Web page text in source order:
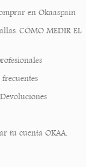
en Okaaspain
CÓMO MEDIR EL
frecuentes
tu cuenta OKAA.